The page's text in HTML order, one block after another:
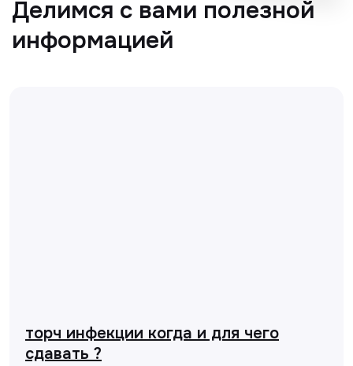
торч инфекции когда и для чего
сдавать ?